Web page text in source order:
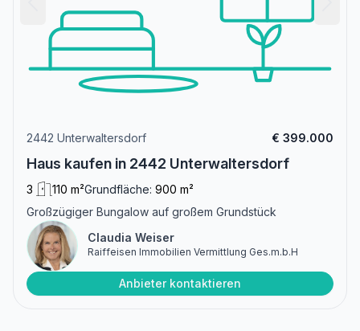
2442 Unterwaltersdorf € 399.000
Haus kaufen in 2442 Unterwaltersdorf
3 110 m²Grundfläche: 900 m²
Großzügiger Bungalow auf großem Grundstück
Claudia Weiser
Raiffeisen Immobilien Vermittlung Ges.m.b.H
Anbieter kontaktieren